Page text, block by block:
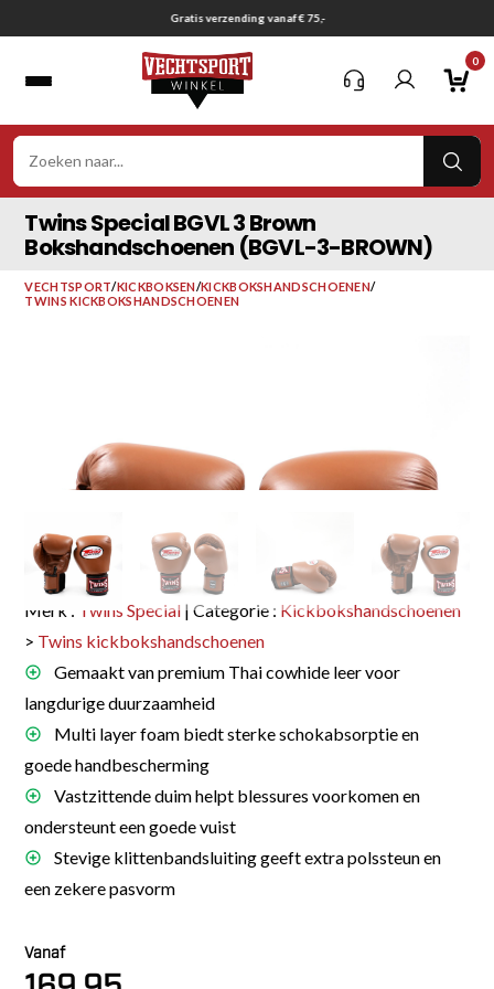
naar
Gratis verzending vanaf € 75,-
0
Twins Special BGVL 3 Brown
Bokshandschoenen (BGVL-3-BROWN)
VECHTSPORT/KICKBOKSEN/KICKBOKSHANDSCHOENEN/
TWINS KICKBOKSHANDSCHOENEN
Merk : Twins Special | Categorie : Kickbokshandschoenen
> Twins kickbokshandschoenen
Gemaakt van premium Thai cowhide leer voor
langdurige duurzaamheid
Multi layer foam biedt sterke schokabsorptie en
goede handbescherming
Vastzittende duim helpt blessures voorkomen en
ondersteunt een goede vuist
Stevige klittenbandsluiting geeft extra polssteun en
een zekere pasvorm
Vanaf